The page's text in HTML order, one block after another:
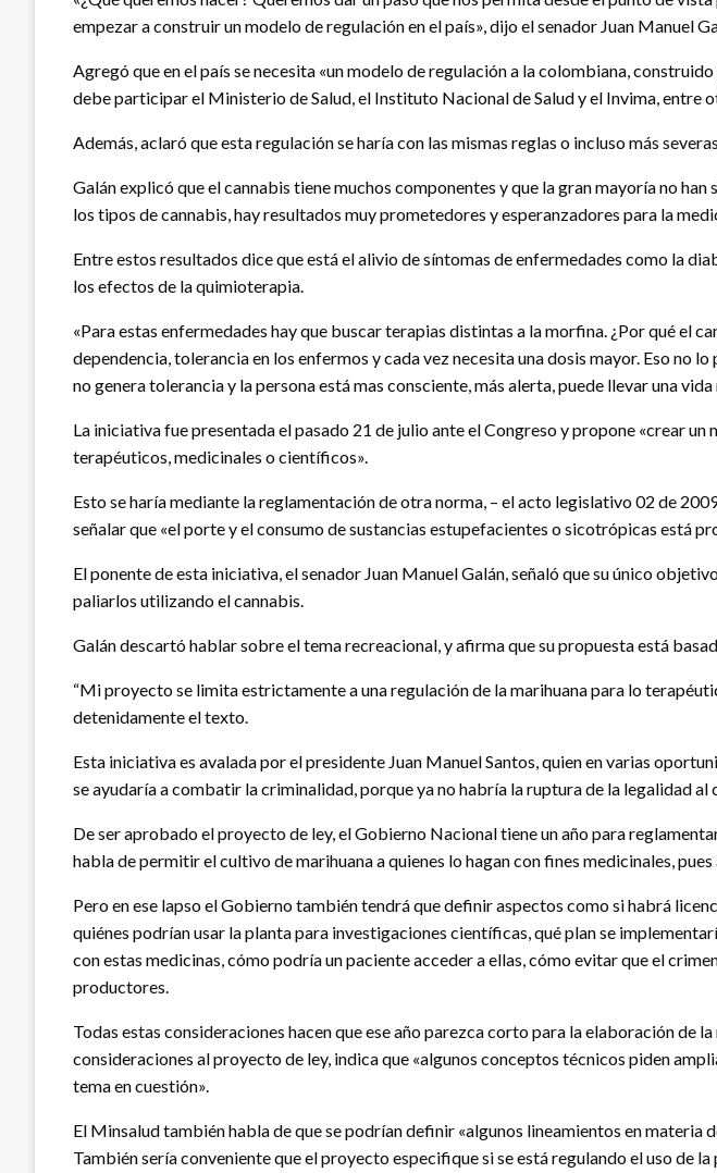
empezar a construir un modelo de regulación en el país», dijo el senador Juan Manuel
Agregó que en el país se necesita «un modelo de regulación a la colombiana,
debe participar el Ministerio de Salud, el Instituto Nacional de Salud y el Invima, entre
Además, aclaró que esta regulación se haría con las mismas reglas o incluso más
Galán explicó que el cannabis tiene muchos componentes y que la gran mayoría no
los tipos de cannabis, hay resultados muy prometedores y esperanzadores para la
Entre estos resultados dice que está el alivio de síntomas de enfermedades como la
los efectos de la quimioterapia.
«Para estas enfermedades hay que buscar terapias distintas a la morfina. ¿Por qué el
dependencia, tolerancia en los enfermos y cada vez necesita una dosis mayor. Eso no
no genera tolerancia y la persona está mas consciente, más alerta, puede llevar una vida
La iniciativa fue presentada el pasado 21 de julio ante el Congreso y propone «crear
terapéuticos, medicinales o científicos».
Esto se haría mediante la reglamentación de otra norma, – el acto legislativo 02 de
señalar que «el porte y el consumo de sustancias estupefacientes o sicotrópicas está
El ponente de esta iniciativa, el senador Juan Manuel Galán, señaló que su único
paliarlos utilizando el cannabis.
Galán descartó hablar sobre el tema recreacional, y afirma que su propuesta está
“Mi proyecto se limita estrictamente a una regulación de la marihuana para lo
detenidamente el texto.
Esta iniciativa es avalada por el presidente Juan Manuel Santos, quien en varias
se ayudaría a combatir la criminalidad, porque ya no habría la ruptura de la legalidad al
De ser aprobado el proyecto de ley, el Gobierno Nacional tiene un año para
habla de permitir el cultivo de marihuana a quienes lo hagan con fines medicinales,
Pero en ese lapso el Gobierno también tendrá que definir aspectos como si habrá
quiénes podrían usar la planta para investigaciones científicas, qué plan se
con estas medicinas, cómo podría un paciente acceder a ellas, cómo evitar que el
productores.
Todas estas consideraciones hacen que ese año parezca corto para la elaboración de
consideraciones al proyecto de ley, indica que «algunos conceptos técnicos piden
tema en cuestión».
El Minsalud también habla de que se podrían definir «algunos lineamientos en
También sería conveniente que el proyecto especifique si se está regulando el uso de